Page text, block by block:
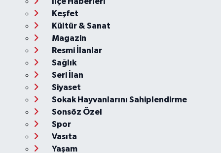
Keşfet
Kültür & Sanat
Magazin
Resmi İlanlar
Sağlık
Seri İlan
Siyaset
Sokak Hayvanlarını Sahiplendirme
Sonsöz Özel
Spor
Vasıta
Yaşam